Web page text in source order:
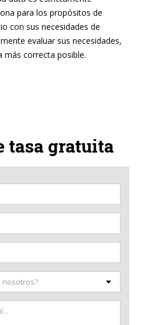
para los propósitos de
con sus necesidades de
evaluar sus necesidades,
correcta posible.
tasa gratuita